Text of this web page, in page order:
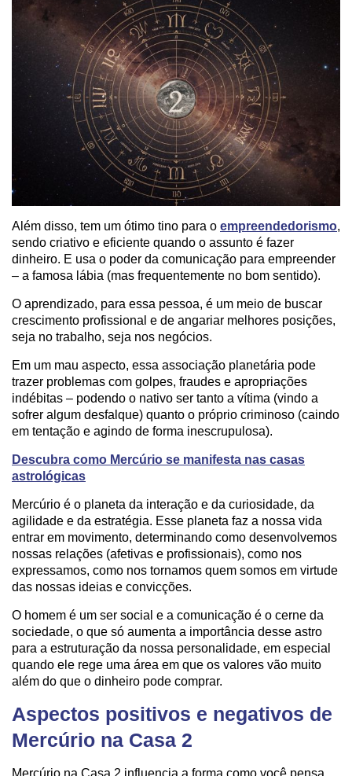
Além disso, tem um ótimo tino para o empreendedorismo,
sendo criativo e eficiente quando o assunto é fazer
dinheiro. E usa o poder da comunicação para empreender
– a famosa lábia (mas frequentemente no bom sentido).
O aprendizado, para essa pessoa, é um meio de buscar
crescimento profissional e de angariar melhores posições,
seja no trabalho, seja nos negócios.
Em um mau aspecto, essa associação planetária pode
trazer problemas com golpes, fraudes e apropriações
indébitas – podendo o nativo ser tanto a vítima (vindo a
sofrer algum desfalque) quanto o próprio criminoso (caindo
em tentação e agindo de forma inescrupulosa).
Descubra como Mercúrio se manifesta nas casas
astrológicas
Mercúrio é o planeta da interação e da curiosidade, da
agilidade e da estratégia. Esse planeta faz a nossa vida
entrar em movimento, determinando como desenvolvemos
nossas relações (afetivas e profissionais), como nos
expressamos, como nos tornamos quem somos em virtude
das nossas ideias e convicções.
O homem é um ser social e a comunicação é o cerne da
sociedade, o que só aumenta a importância desse astro
para a estruturação da nossa personalidade, em especial
quando ele rege uma área em que os valores vão muito
além do que o dinheiro pode comprar.
Aspectos positivos e negativos de
Mercúrio na Casa 2